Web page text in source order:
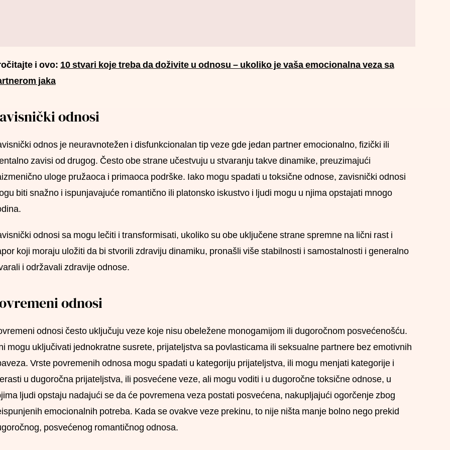
i ovo: 10 stvari koje treba da doživite u odnosu – ukoliko je vaša emocionalna veza sa
jaka
odnosi
odnos je neuravnotežen i disfunkcionalan tip veze gde jedan partner emocionalno, fizički ili
zavisi od drugog. Često obe strane učestvuju u stvaranju takve dinamike, preuzimajući
uloge pružaoca i primaoca podrške. Iako mogu spadati u toksične odnose, zavisnički odnosi
biti snažno i ispunjavajuće romantično ili platonsko iskustvo i ljudi mogu u njima opstajati mnogo
odnosi sa mogu lečiti i transformisati, ukoliko su obe uključene strane spremne na lični rast i
koji moraju uložiti da bi stvorili zdraviju dinamiku, pronašli više stabilnosti i samostalnosti i generalno
i održavali zdravije odnose.
odnosi
odnosi često uključuju veze koje nisu obeležene monogamijom ili dugoročnom posvećenošću.
mogu uključivati jednokratne susrete, prijateljstva sa povlasticama ili seksualne partnere bez emotivnih
Vrste povremenih odnosa mogu spadati u kategoriju prijateljstva, ili mogu menjati kategorije i
u dugoročna prijateljstva, ili posvećene veze, ali mogu voditi i u dugoročne toksične odnose, u
ljudi opstaju nadajući se da će povremena veza postati posvećena, nakupljajući ogorčenje zbog
emocionalnih potreba. Kada se ovakve veze prekinu, to nije ništa manje bolno nego prekid
posvećenog romantičnog odnosa.